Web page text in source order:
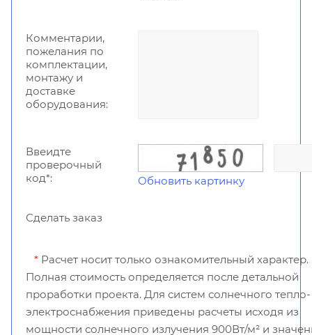
Комментарии,
пожелания по
комплектации,
монтажу и
доставке
оборудования:
Ввеидте
проверочный
код*:
Обновить картинку
Сделать заказ
* Расчет носит только ознакомительный характер.
Полная стоимость определяется после детальной
проработки проекта. Для систем солнечного
электроснабжения приведены расчеты исходя из
мощности солнечного излучения 900Вт/м² и